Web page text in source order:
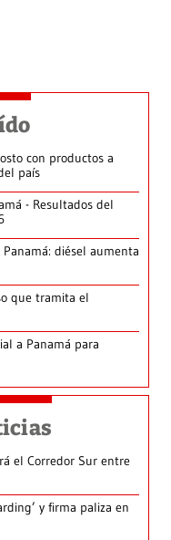
con productos a
país
- Resultados del
diésel aumenta
que tramita el
a Panamá para
el Corredor Sur entre
y firma paliza en